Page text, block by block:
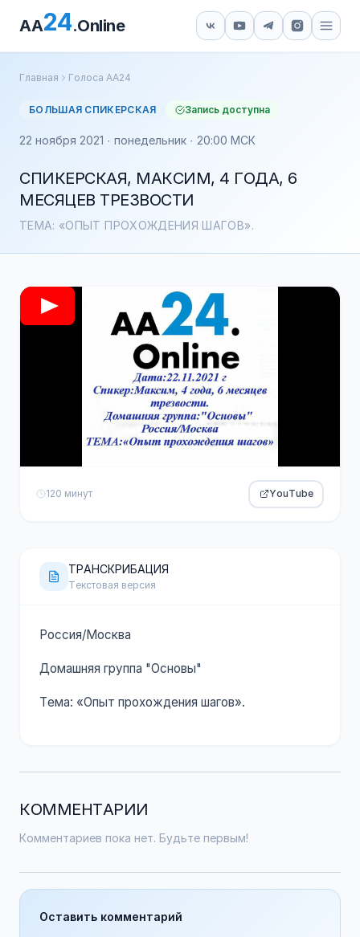
AA24.Online
Главная Голоса АА24
БОЛЬШАЯ СПИКЕРСКАЯ Запись доступна
22 ноября 2021 · понедельник · 20:00 МСК
СПИКЕРСКАЯ, МАКСИМ, 4 ГОДА, 6
МЕСЯЦЕВ ТРЕЗВОСТИ
ТЕМА: «ОПЫТ ПРОХОЖДЕНИЯ ШАГОВ».
120 минут YouTube
ТРАНСКРИБАЦИЯ
Текстовая версия
Россия/Москва
Домашняя группа "Основы"
Тема: «Опыт прохождения шагов».
КОММЕНТАРИИ
Комментариев пока нет. Будьте первым!
Оставить комментарий